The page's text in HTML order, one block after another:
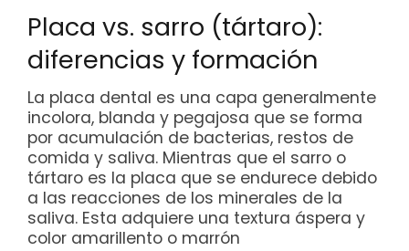
Placa vs. sarro (tártaro):
diferencias y formación
La placa dental es una capa generalmente
incolora, blanda y pegajosa que se forma
por acumulación de bacterias, restos de
comida y saliva. Mientras que el sarro o
tártaro es la placa que se endurece debido
a las reacciones de los minerales de la
saliva. Esta adquiere una textura áspera y
color amarillento o marrón